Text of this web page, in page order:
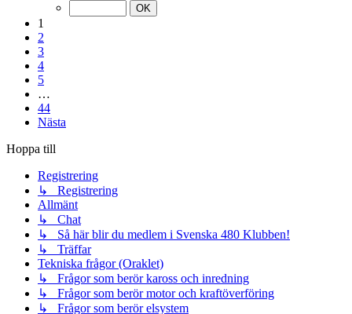
1
2
3
4
5
…
44
Nästa
Hoppa till
Registrering
↳ Registrering
Allmänt
↳ Chat
↳ Så här blir du medlem i Svenska 480 Klubben!
↳ Träffar
Tekniska frågor (Oraklet)
↳ Frågor som berör kaross och inredning
↳ Frågor som berör motor och kraftöverföring
↳ Frågor som berör elsystem